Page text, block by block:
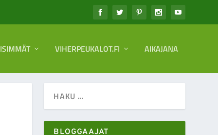
VIHERPEUKALOT.FI AIKAJANA
BLOGGAAJAT